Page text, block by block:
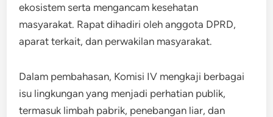
ekosistem serta mengancam kesehatan
masyarakat. Rapat dihadiri oleh anggota DPRD,
aparat terkait, dan perwakilan masyarakat.
Dalam pembahasan, Komisi IV mengkaji berbagai
isu lingkungan yang menjadi perhatian publik,
termasuk limbah pabrik, penebangan liar, dan